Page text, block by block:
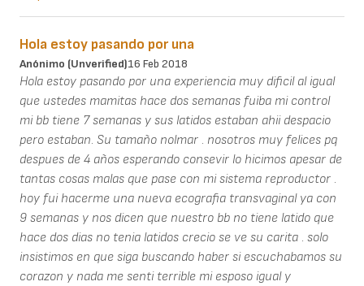
Hola estoy pasando por una
Anónimo (unverified)16 Feb 2018
Hola estoy pasando por una experiencia muy dificil al igual
que ustedes mamitas hace dos semanas fuiba mi control
mi bb tiene 7 semanas y sus latidos estaban ahii despacio
pero estaban. Su tamaño nolmar . nosotros muy felices pq
despues de 4 años esperando consevir lo hicimos apesar de
tantas cosas malas que pase con mi sistema reproductor .
hoy fui hacerme una nueva ecografia transvaginal ya con
9 semanas y nos dicen que nuestro bb no tiene latido que
hace dos dias no tenia latidos crecio se ve su carita . solo
insistimos en que siga buscando haber si escuchabamos su
corazon y nada me senti terrible mi esposo igual y